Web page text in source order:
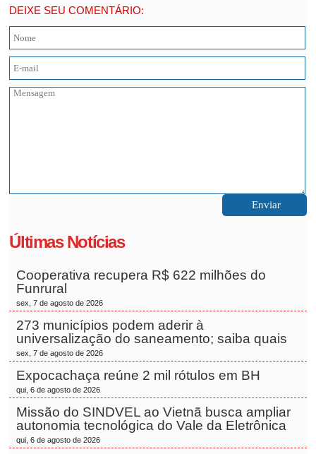
DEIXE SEU COMENTÁRIO:
Últimas Notícias
Cooperativa recupera R$ 622 milhões do
Funrural
sex, 7 de agosto de 2026
273 municípios podem aderir à
universalização do saneamento; saiba quais
sex, 7 de agosto de 2026
Expocachaça reúne 2 mil rótulos em BH
qui, 6 de agosto de 2026
Missão do SINDVEL ao Vietnã busca ampliar
autonomia tecnológica do Vale da Eletrônica
qui, 6 de agosto de 2026